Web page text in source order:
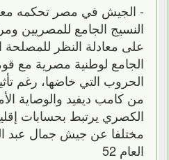
- الجيش في مصر تحكمه
النسيج الجامع للمصريين
على معادلة النظر للمصلحة
الجامع لوطنية مصرية مع
الحروب التي خاضها، رغم
من كامب ديفيد والوصاية
الكصري يرتبط بحسابات
مختلفا عن جيش جمال عبد
العام 52